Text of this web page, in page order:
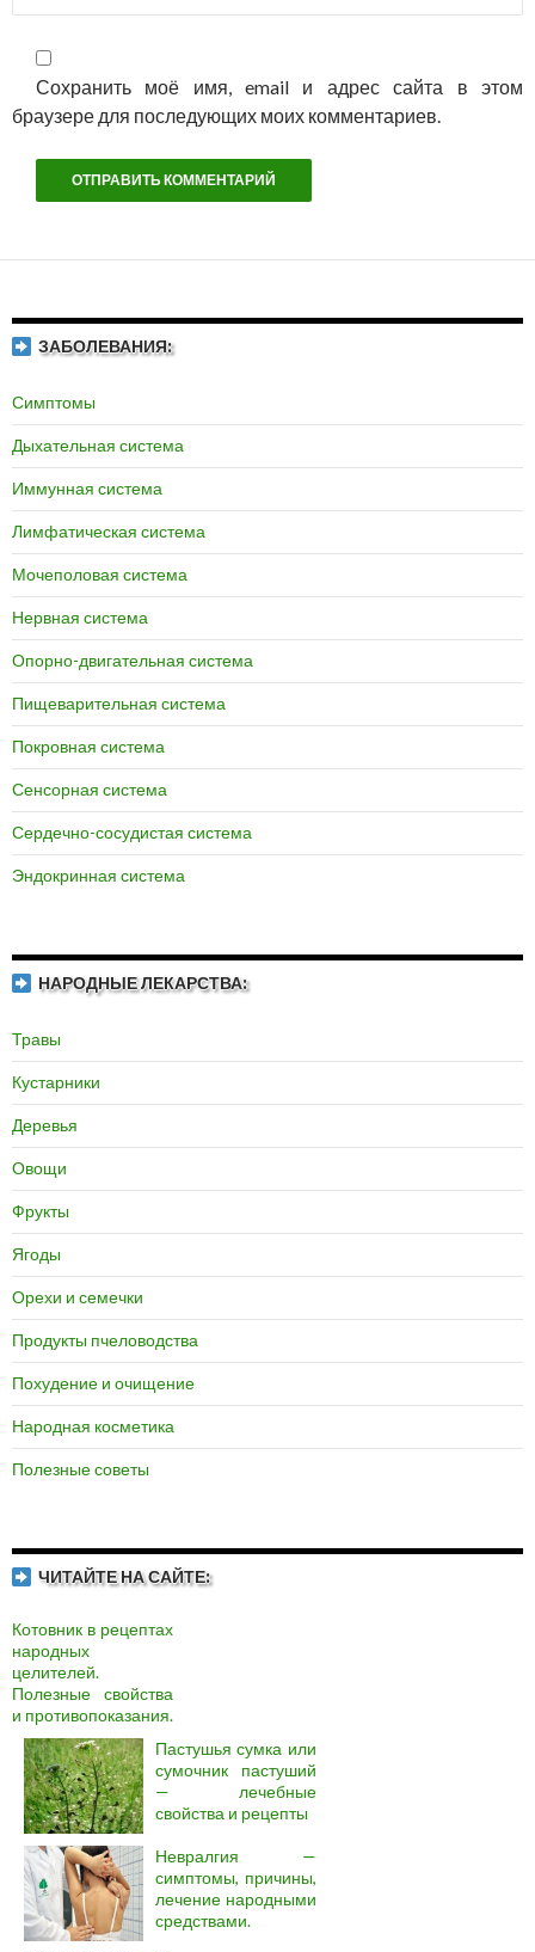
Сохранить моё имя, email и адрес сайта в этом
браузере для последующих моих комментариев.
ЗАБОЛЕВАНИЯ:
Симптомы
Дыхательная система
Иммунная система
Лимфатическая система
Мочеполовая система
Нервная система
Опорно-двигательная система
Пищеварительная система
Покровная система
Сенсорная система
Сердечно-сосудистая система
Эндокринная система
НАРОДНЫЕ ЛЕКАРСТВА:
Травы
Кустарники
Деревья
Овощи
Фрукты
Ягоды
Орехи и семечки
Продукты пчеловодства
Похудение и очищение
Народная косметика
Полезные советы
ЧИТАЙТЕ НА САЙТЕ:
Котовник в рецептах
народных
целителей.
Полезные свойства
и противопоказания.
Пастушья сумка или
сумочник пастуший
— лечебные
свойства и рецепты
Невралгия —
симптомы, причины,
лечение народными
средствами.